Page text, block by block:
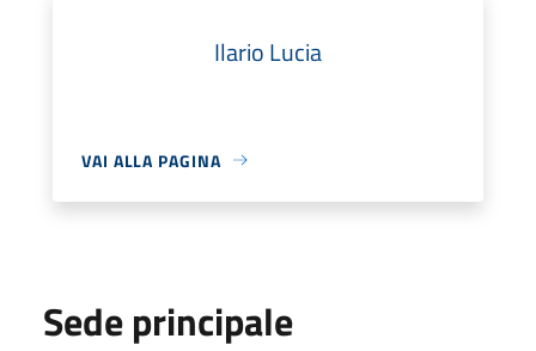
Ilario Lucia
VAI ALLA PAGINA
Sede principale